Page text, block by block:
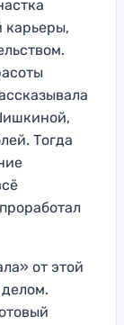
карьеры,
Тогда
от этой